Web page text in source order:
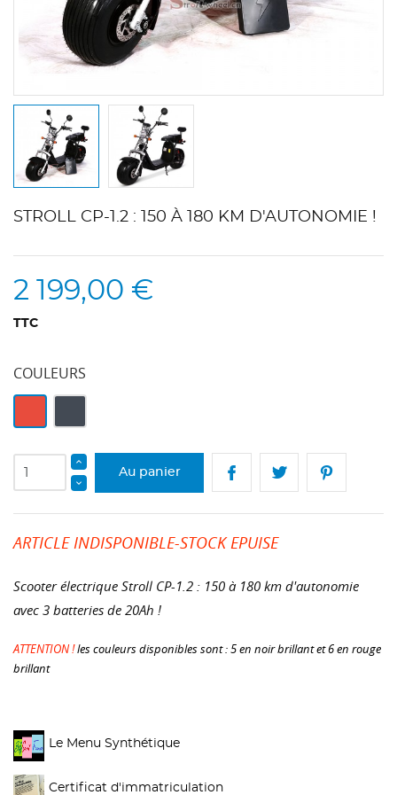
STROLL CP-1.2 : 150 À 180 KM D'AUTONOMIE !
2 199,00 €
TTC
COULEURS
Au panier
ARTICLE INDISPONIBLE-STOCK EPUISE
Scooter électrique Stroll CP-1.2 : 150 à 180 km d'autonomie
avec 3 batteries de 20Ah !
ATTENTION !les couleurs disponibles sont : 5 en noir brillant et 6 en rouge
brillant
Le Menu Synthétique
Certificat d'immatriculation